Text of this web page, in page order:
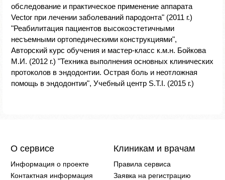
обследование и практическое применение аппарата
Vector при лечении заболеваний пародонта" (2011 г.)
"Реабилитация пациентов высокоэстетичными
несъемными ортопедическими конструкциями",
Авторский курс обучения и мастер-класс к.м.н. Бойкова
М.И. (2012 г.) "Техника выполнения основных клинических
протоколов в эндодонтии. Острая боль и неотложная
помощь в эндодонтии", Учебный центр S.T.I. (2015 г.)
О сервисе
Информация о проекте
Контактная информация
Клиникам и врачам
Правила сервиса
Заявка на регистрацию